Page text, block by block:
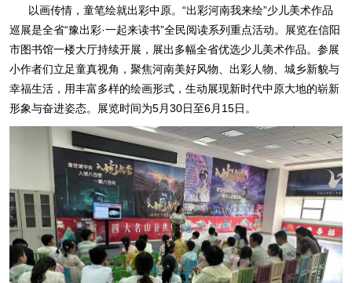
以画传情，童笔绘就出彩中原。“出彩河南我来绘”少儿美术作品
巡展是全省“豫出彩·一起来读书”全民阅读系列重点活动。展览在信阳
市图书馆一楼大厅持续开展，展出多幅全省优选少儿美术作品。参展
小作者们立足童真视角，聚焦河南美好风物、出彩人物、城乡新貌与
幸福生活，用丰富多样的绘画形式，生动展现新时代中原大地的崭新
形象与奋进姿态。展览时间为5月30日至6月15日。